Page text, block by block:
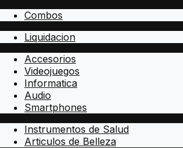
Combos
Liquidacion
Accesorios
Videojuegos
Informatica
Audio
Smartphones
Instrumentos de Salud
Articulos de Belleza